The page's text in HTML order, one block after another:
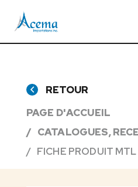
RETOUR
PAGE D'ACCUEIL
CATALOGUES,
FICHE PRODUIT